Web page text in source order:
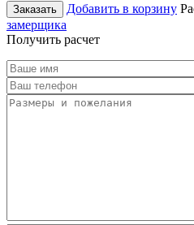
Заказать Добавить в корзину
замерщика
Получить расчет